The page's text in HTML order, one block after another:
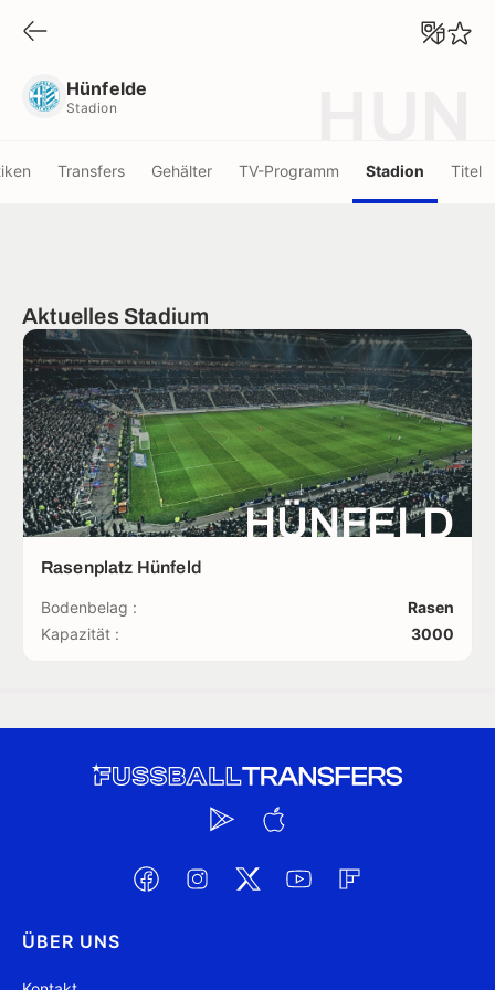
Hünfelde
Stadion
Transfers Gehälter TV-Programm Stadion Titel
Aktuelles Stadium
HÜNFELD
Rasenplatz Hünfeld
Bodenbelag :
Rasen
Kapazität :
3000
ÜBER UNS